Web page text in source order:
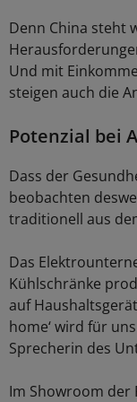
Denn China steht
Und mit
steigen auch die
Potenzial bei
Dass der
beobachten
traditionell aus
Das
Kühlschränke
auf
home‘ wird für
Sprecherin des
Im Showroom der